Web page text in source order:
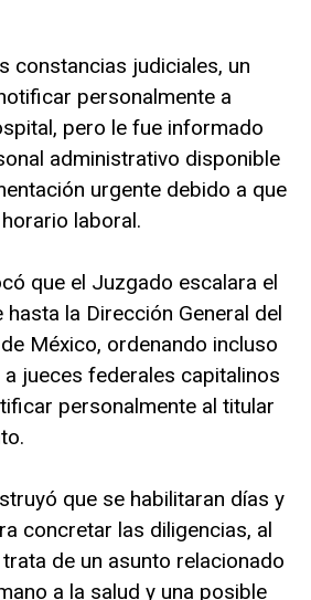
constancias judiciales, un
personalmente a
pero le fue informado
administrativo disponible
urgente debido a que
laboral.
que el Juzgado escalara el
la Dirección General del
de México, ordenando incluso
jueces federales capitalinos
personalmente al titular
que se habilitaran días y
concretar las diligencias, al
de un asunto relacionado
a la salud y una posible